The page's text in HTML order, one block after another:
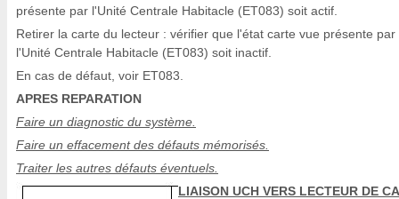
présente par l'Unité Centrale Habitacle (ET083) soit actif.
Retirer la carte du lecteur : vérifier que l'état carte vue présente par
l'Unité Centrale Habitacle (ET083) soit inactif.
En cas de défaut, voir ET083.
APRES REPARATION
Faire un diagnostic du système.
Faire un effacement des défauts mémorisés.
Traiter les autres défauts éventuels.
LIAISON UCH VERS LECTEUR DE